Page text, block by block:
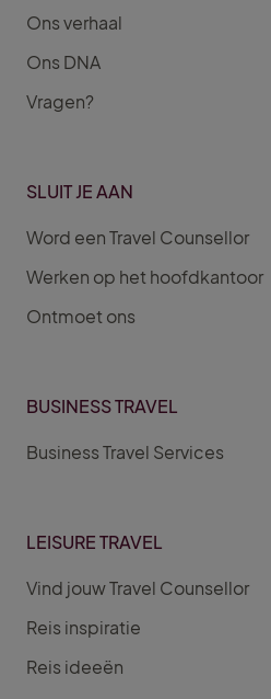
Ons verhaal
Ons DNA
Vragen?
SLUIT JE AAN
Word een Travel Counsellor
Werken op het hoofdkantoor
Ontmoet ons
BUSINESS TRAVEL
Business Travel Services
LEISURE TRAVEL
Vind jouw Travel Counsellor
Reis inspiratie
Reis ideeën